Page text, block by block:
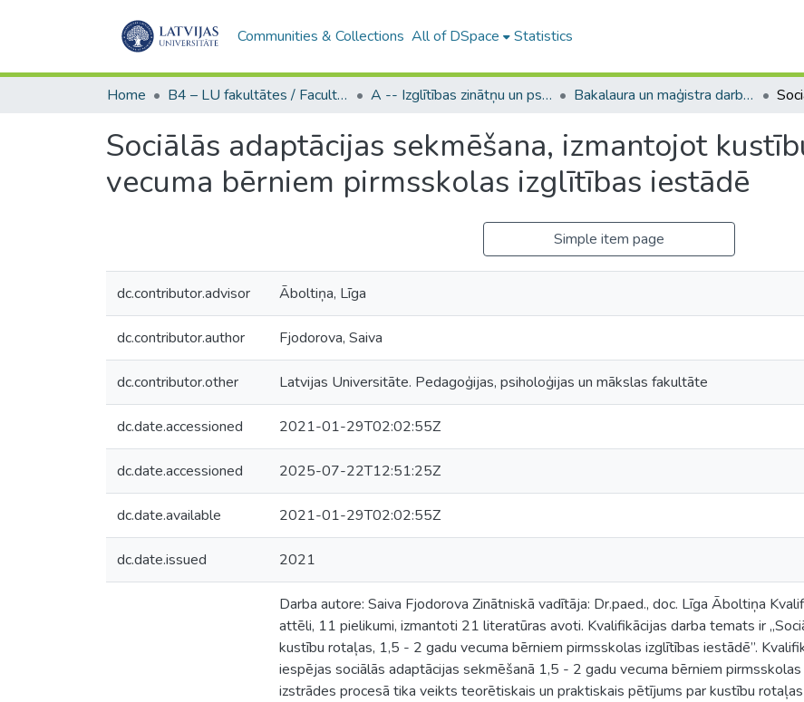
Communities & Collections All of DSpace Statistics
Home B4 – LU fakultātes / Faculties of the UL A -- Izglītības zinātņu un psiholoģijas fakultāte / Faculty of Education Sciences and Psychology Bakalaura un maģistra darbi (PPMF) / Bachelor's and Master's theses
Sociālās adaptācijas sekmēšana, izmantojot
vecuma bērniem pirmsskolas izglītības iestādē
Simple item page
dc.contributor.advisor Āboltiņa, Līga
dc.contributor.author Fjodorova, Saiva
dc.contributor.other Latvijas Universitāte. Pedagoģijas, psiholoģijas un mākslas fakultāte
dc.date.accessioned 2021-01-29T02:02:55Z
dc.date.accessioned 2025-07-22T12:51:25Z
dc.date.available 2021-01-29T02:02:55Z
dc.date.issued 2021
Darba autore: Saiva Fjodorova Zinātniskā vadītāja: Dr.paed., doc. Līga Āboltiņa
attēli, 11 pielikumi, izmantoti 21 literatūras avoti. Kvalifikācijas darba temats ir
kustību rotaļas, 1,5 - 2 gadu vecuma bērniem pirmsskolas izglītības iestādē”.
iespējas sociālās adaptācijas sekmēšanā 1,5 - 2 gadu vecuma bērniem
izstrādes procesā tika veikts teorētiskais un praktiskais pētījums par kustību